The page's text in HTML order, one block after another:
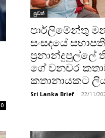
0
පුවත්
පාර්ලිමේන්තු
සංසදයේ
ගේ වනචර
කතානායකට
Sri Lanka Brief - 22/11/